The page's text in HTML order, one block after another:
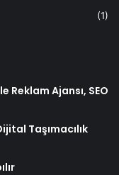
(1)
Reklam Ajansı, SEO
Taşımacılık